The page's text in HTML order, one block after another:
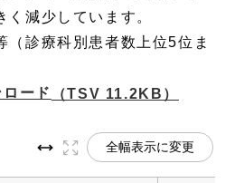
減少しています。
（診療科別患者数上位5位ま
ード
（TSV 11.2KB）
全幅表示に変更